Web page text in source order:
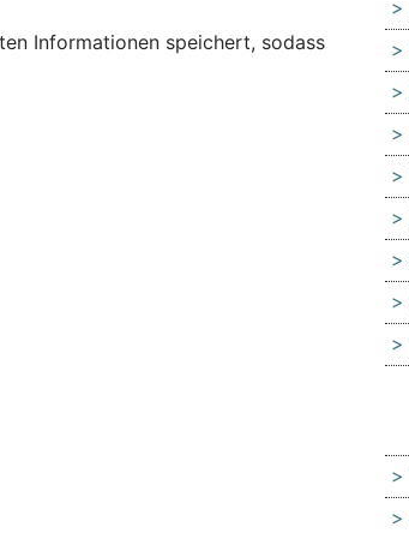
Informationen speichert, sodass